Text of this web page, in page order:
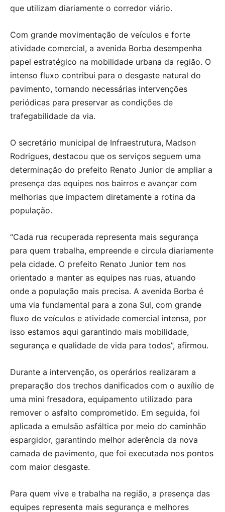
que utilizam diariamente o corredor viário.
Com grande movimentação de veículos e forte
atividade comercial, a avenida Borba desempenha
papel estratégico na mobilidade urbana da região. O
intenso fluxo contribui para o desgaste natural do
pavimento, tornando necessárias intervenções
periódicas para preservar as condições de
trafegabilidade da via.
O secretário municipal de Infraestrutura, Madson
Rodrigues, destacou que os serviços seguem uma
determinação do prefeito Renato Junior de ampliar a
presença das equipes nos bairros e avançar com
melhorias que impactem diretamente a rotina da
população.
“Cada rua recuperada representa mais segurança
para quem trabalha, empreende e circula diariamente
pela cidade. O prefeito Renato Junior tem nos
orientado a manter as equipes nas ruas, atuando
onde a população mais precisa. A avenida Borba é
uma via fundamental para a zona Sul, com grande
fluxo de veículos e atividade comercial intensa, por
isso estamos aqui garantindo mais mobilidade,
segurança e qualidade de vida para todos”, afirmou.
Durante a intervenção, os operários realizaram a
preparação dos trechos danificados com o auxílio de
uma mini fresadora, equipamento utilizado para
remover o asfalto comprometido. Em seguida, foi
aplicada a emulsão asfáltica por meio do caminhão
espargidor, garantindo melhor aderência da nova
camada de pavimento, que foi executada nos pontos
com maior desgaste.
Para quem vive e trabalha na região, a presença das
equipes representa mais segurança e melhores